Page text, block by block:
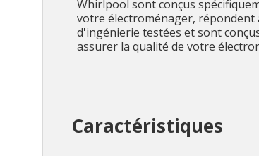
Whirlpool sont conçus
votre électroménager, répondent
d'ingénierie testées et sont
assurer la qualité de votre
Caractéristiques